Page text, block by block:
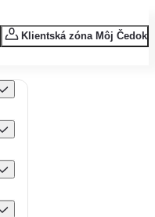
Klientská zóna Môj Čedok